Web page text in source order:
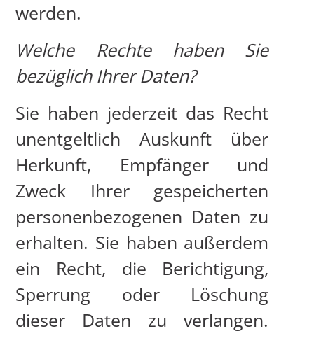
werden.
Welche Rechte haben Sie
bezüglich Ihrer Daten?
Sie haben jederzeit das Recht
unentgeltlich Auskunft über
Herkunft, Empfänger und
Zweck Ihrer gespeicherten
personenbezogenen Daten zu
erhalten. Sie haben außerdem
ein Recht, die Berichtigung,
Sperrung oder Löschung
dieser Daten zu verlangen.